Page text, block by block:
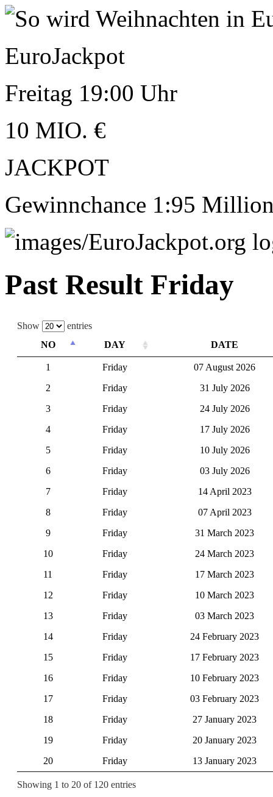
EuroJackpot
Freitag 19:00 Uhr
10 MIO. €
JACKPOT
Gewinnchance 1:95
Past Result Friday
Show
entries
NO
DAY DATE
1 Friday
07 August 2026
2
Friday
31 July 2026
3
Friday
24 July 2026
4
Friday
17 July 2026
5
Friday
10 July 2026
6
Friday
03 July 2026
7
Friday
14 April 2023
8
Friday
07 April 2023
9
Friday
31 March 2023
10
Friday
24 March 2023
11
Friday
17 March 2023
12
Friday
10 March 2023
13
Friday
03 March 2023
14
Friday
24 February 2023
15
Friday
17 February 2023
16
Friday
10 February 2023
17
Friday
03 February 2023
18
Friday
27 January 2023
19
Friday
20 January 2023
20
Friday 13 January 2023
Showing 1 to 20 of 120 entries